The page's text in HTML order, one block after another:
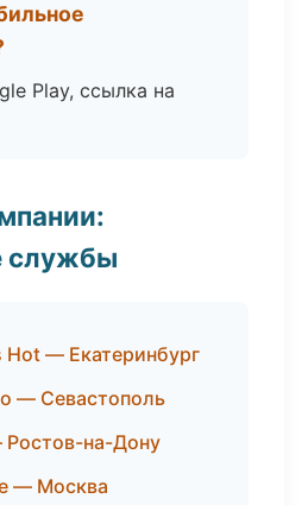
Play, ссылка на
службы
Hot — Екатеринбург
— Севастополь
на-Дону
— Москва